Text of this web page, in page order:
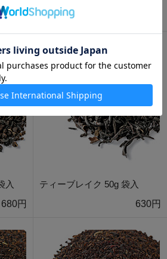
840円
入
680円
ティーブレイク 50g 袋入
630円